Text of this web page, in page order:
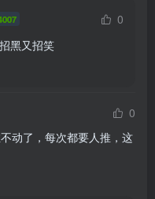
0
黑又招笑
0
动了，每次都要人推，这